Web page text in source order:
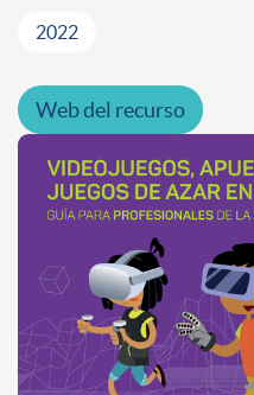
2022
Web del recurso